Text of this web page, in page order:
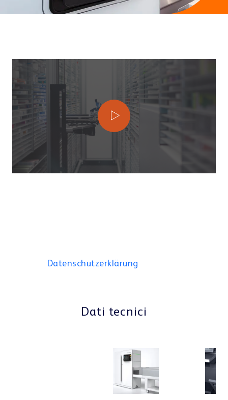
BD Rowa™ Dose
Interior Design e ricetta elettronica
Showrooms
Webshop
Datenschutzerklärung
Dati tecnici